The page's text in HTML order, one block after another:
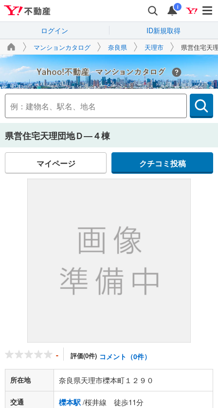
i
ログイン ID新規取得
マンションカタログ 奈良県 天理市 県営住宅天
Yahoo!不動産
県営住宅天理団地Ｄ―４棟
マイページ クチコミ投稿
- 評価(0件) コメント（0件）
所在地 奈良県天理市櫟本町１２９０
交通 櫟本駅/桜井線 徒歩11分